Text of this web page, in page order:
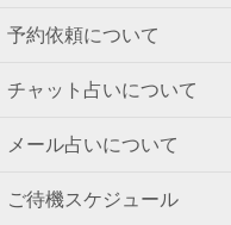
予約依頼について
チャット占いについて
メール占いについて
ご待機スケジュール